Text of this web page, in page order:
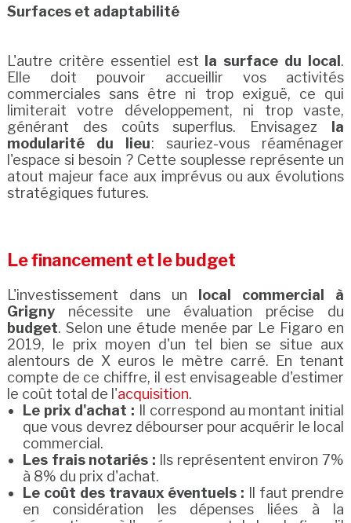
Surfaces et adaptabilité
L'autre critère essentiel est la surface du local .
Elle doit pouvoir accueillir vos activités
commerciales sans être ni trop exiguë, ce qui
limiterait votre développement, ni trop vaste,
générant des coûts superflus. Envisagez
la
modularité du lieu: sauriez-vous réaménager
l'espace si besoin ? Cette souplesse représente un
atout majeur face aux imprévus ou aux évolutions
stratégiques futures.
Le financement et le budget
L'investissement dans un
local commercial à
Grignynécessite une évaluation précise du
budget. Selon une étude menée par Le Figaro en
2019, le prix moyen d'un tel bien se situe aux
alentours de X euros le mètre carré. En tenant
compte de ce chiffre, il est envisageable d'estimer
le coût total de l'acquisition.
Le prix d'achat : Il correspond au montant initial
que vous devrez débourser pour acquérir le local
commercial.
Les frais notariés : Ils représentent environ 7%
à 8% du prix d'achat.
Le coût des travaux éventuels : Il faut prendre
en considération les dépenses liées à la